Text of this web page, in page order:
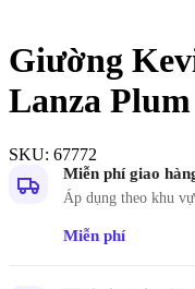
Giường
Lanza Plum
SKU: 67772
Miễn phí giao
Áp dụng theo khu
Miễn phí